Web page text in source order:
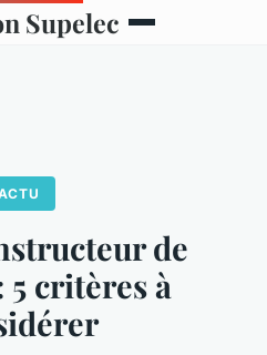
Supelec
de
5 critères à